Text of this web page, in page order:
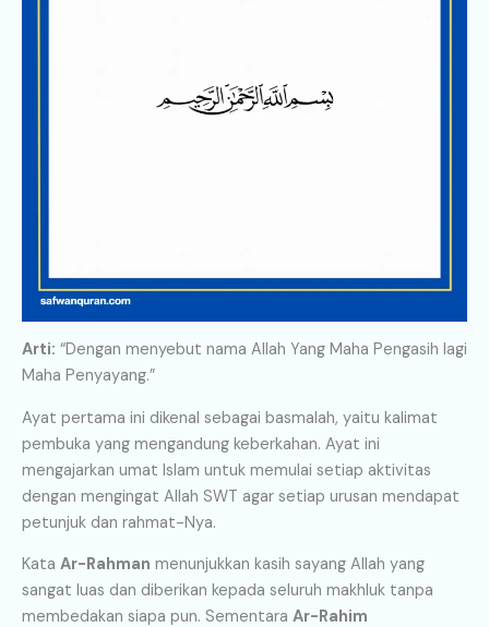
Arti: “Dengan menyebut nama Allah Yang Maha Pengasih lagi
Maha Penyayang.”
Ayat pertama ini dikenal sebagai basmalah, yaitu kalimat
pembuka yang mengandung keberkahan. Ayat ini
mengajarkan umat Islam untuk memulai setiap aktivitas
dengan mengingat Allah SWT agar setiap urusan mendapat
petunjuk dan rahmat-Nya.
Kata Ar-Rahman menunjukkan kasih sayang Allah yang
sangat luas dan diberikan kepada seluruh makhluk tanpa
membedakan siapa pun. Sementara Ar-Rahim